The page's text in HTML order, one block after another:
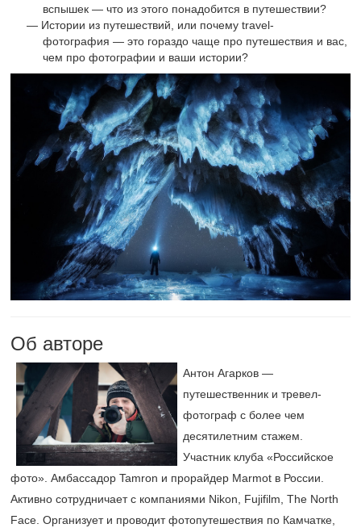
вспышек — что из этого понадобится в путешествии?
Истории из путешествий, или почему travel-
фотография — это гораздо чаще про путешествия и вас,
чем про фотографии и ваши истории?
Об авторе
Антон Агарков —
путешественник и тревел-
фотограф с более чем
десятилетним стажем.
Участник клуба «Российское
фото». Амбассадор Tamron и прорайдер Marmot в России.
Активно сотрудничает с компаниями Nikon, Fujifilm, The North
Face. Организует и проводит фотопутешествия по Камчатке,